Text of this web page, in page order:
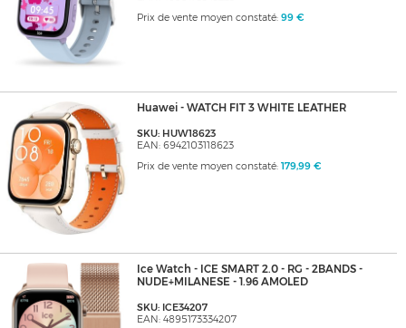
Prix de vente moyen constaté: 99 €
Huawei - WATCH FIT 3 WHITE LEATHER
SKU: HUW18623
EAN: 6942103118623
Prix de vente moyen constaté: 179,99 €
Ice Watch - ICE SMART 2.0 - RG - 2BANDS -
NUDE+MILANESE - 1.96 AMOLED
SKU: ICE34207
EAN: 4895173334207